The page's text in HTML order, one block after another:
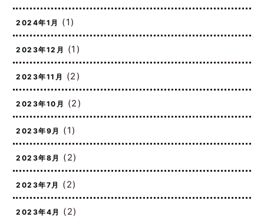
2024年2月(3)
2024年1月(1)
2023年12月 (1)
2023年11月(2)
2023年10月 (2)
2023年9月(1)
2023年8月(2)
2023年7月(2)